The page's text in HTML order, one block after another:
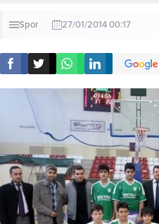
Spor 27/01/2014 00:17